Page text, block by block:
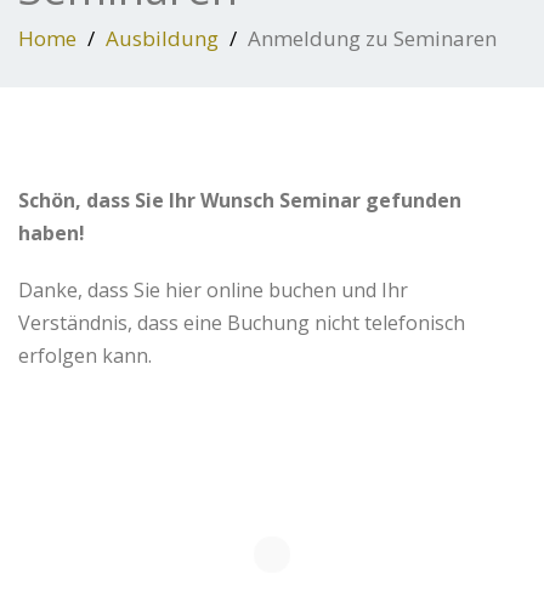
Home Ausbildung Anmeldung zu Seminaren
Schön, dass Sie Ihr Wunsch Seminar gefunden
haben!
Danke, dass Sie hier online buchen und Ihr
Verständnis, dass eine Buchung nicht telefonisch
erfolgen kann.